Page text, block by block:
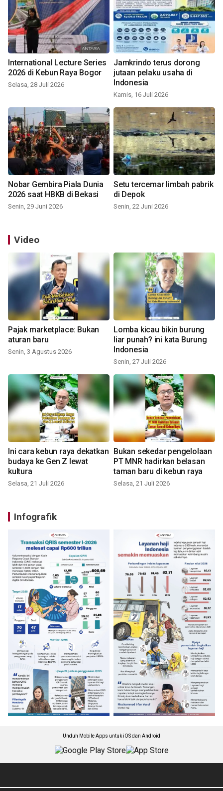
International Lecture Series
2026 di Kebun Raya Bogor
Selasa, 28 Juli 2026
Jamkrindo terus dorong
jutaan pelaku usaha di
Indonesia
Kamis, 16 Juli 2026
Nobar Gembira Piala Dunia
2026 saat HBKB di Bekasi
Senin, 29 Juni 2026
Setu tercemar limbah pabrik
di Depok
Senin, 22 Juni 2026
Video
Pajak marketplace: Bukan
aturan baru
Senin, 3 Agustus 2026
Lomba kicau bikin burung
liar punah? ini kata Burung
Indonesia
Senin, 27 Juli 2026
Ini cara kebun raya dekatkan
budaya ke Gen Z lewat
kultura
Selasa, 21 Juli 2026
Bukan sekedar pengelolaan
PT MNR hadirkan belasan
taman baru di kebun raya
Selasa, 21 Juli 2026
Infografik
Unduh Mobile Apps untuk iOS dan Android